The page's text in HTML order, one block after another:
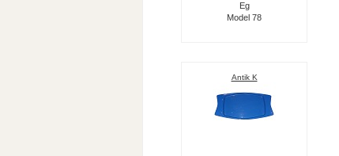
Eg
Model 78
Antik K